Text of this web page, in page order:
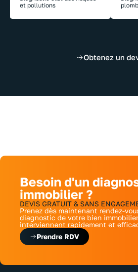
et pollutions
Obtenez un
Besoin d'un
immobilier ?
DEVIS GRATUIT & SANS
Prenez dès maintenant rendez-
diagnostic de votre bien
interviennent rapidement et
Prendre RDV